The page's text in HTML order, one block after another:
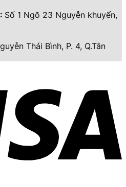
Số 1 Ngõ 23 Nguyễn khuyến,
Thái Bình, P. 4, Q.Tân